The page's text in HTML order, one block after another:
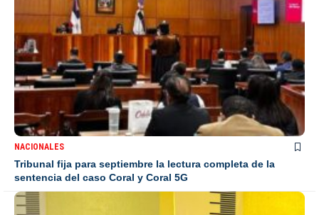
NACIONALES
Tribunal fija para septiembre la lectura completa de la
sentencia del caso Coral y Coral 5G